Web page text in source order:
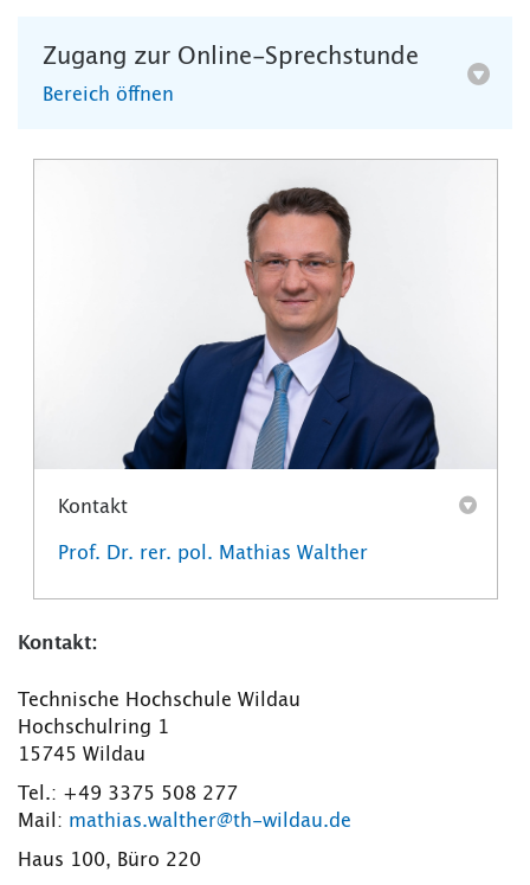
Zugang zur Online-Sprechstunde
Bereich öffnen
Kontakt
Prof. Dr. rer. pol. Mathias Walther
Kontakt:
Technische Hochschule Wildau
Hochschulring 1
15745 Wildau
Tel.: +49 3375 508 277
Mail: mathias.walther@th-wildau.de
Haus 100, Büro 220